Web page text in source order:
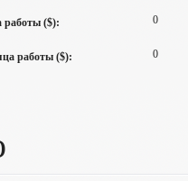
работы ($): 0
работы ($): 0